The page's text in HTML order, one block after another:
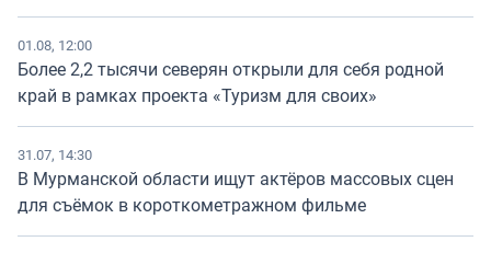
01.08, 12:00
Более 2,2 тысячи северян открыли для себя родной
край в рамках проекта «Туризм для своих»
31.07, 14:30
В Мурманской области ищут актёров массовых сцен
для съёмок в короткометражном фильме